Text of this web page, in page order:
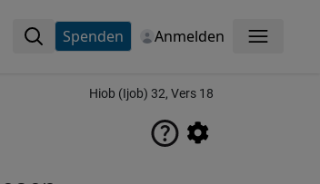
Spenden Anmelden Menü
Hiob (Ijob) 32, Vers 18